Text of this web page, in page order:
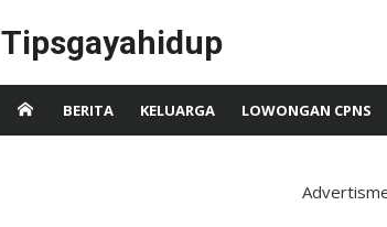
Tipsgayahidup
BERITA KELUARGA LOWONGAN CPNS